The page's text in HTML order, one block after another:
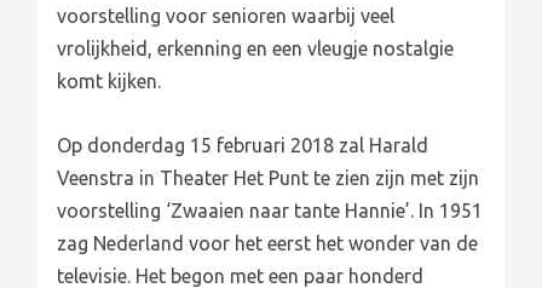
voorstelling voor senioren waarbij veel
vrolijkheid, erkenning en een vleugje nostalgie
komt kijken.
Op donderdag 15 februari 2018 zal Harald
Veenstra in Theater Het Punt te zien zijn met zijn
voorstelling ‘Zwaaien naar tante Hannie’. In 1951
zag Nederland voor het eerst het wonder van de
televisie. Het begon met een paar honderd